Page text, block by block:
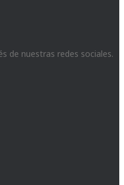
de nuestras redes sociales.